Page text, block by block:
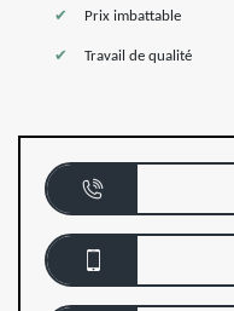
Prix imbattable
Travail de qualité